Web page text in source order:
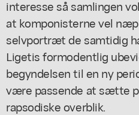
interesse så samlingen
at komponisterne vel
selvportræt de samtidig
Ligetis formodentlig
begyndelsen til en ny
være passende at sætte
rapsodiske overblik.